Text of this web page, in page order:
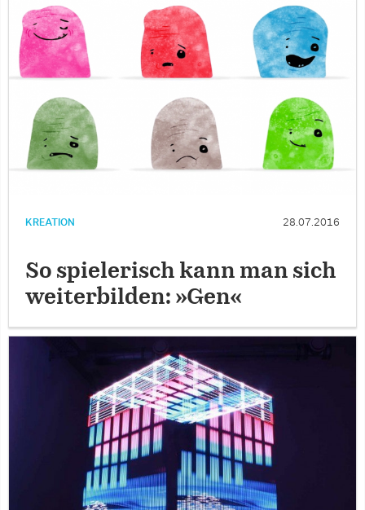
KREATION 28.07.2016
So spielerisch kann man sich
weiterbilden: »Gen«